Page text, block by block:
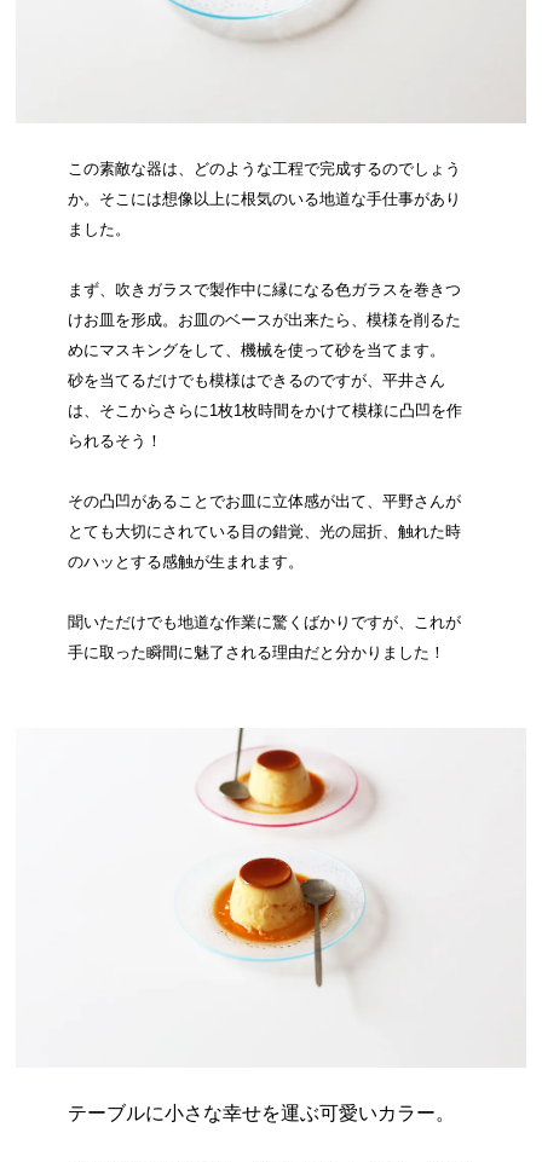
この素敵な器は、どのような工程で完成するのでしょう
か。そこには想像以上に根気のいる地道な手仕事があり
ました。
まず、吹きガラスで製作中に縁になる色ガラスを巻きつ
けお皿を形成。お皿のベースが出来たら、模様を削るた
めにマスキングをして、機械を使って砂を当てます。
砂を当てるだけでも模様はできるのですが、平井さん
は、そこからさらに1枚1枚時間をかけて模様に凸凹を作
られるそう！
その凸凹があることでお皿に立体感が出て、平野さんが
とても大切にされている目の錯覚、光の屈折、触れた時
のハッとする感触が生まれます。
聞いただけでも地道な作業に驚くばかりですが、これが
手に取った瞬間に魅了される理由だと分かりました！
テーブルに小さな幸せを運ぶ可愛いカラー。